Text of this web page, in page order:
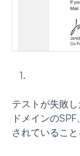
テストが失敗
ドメインの
されているこ